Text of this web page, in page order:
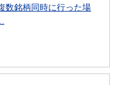
数銘柄同時に行った場